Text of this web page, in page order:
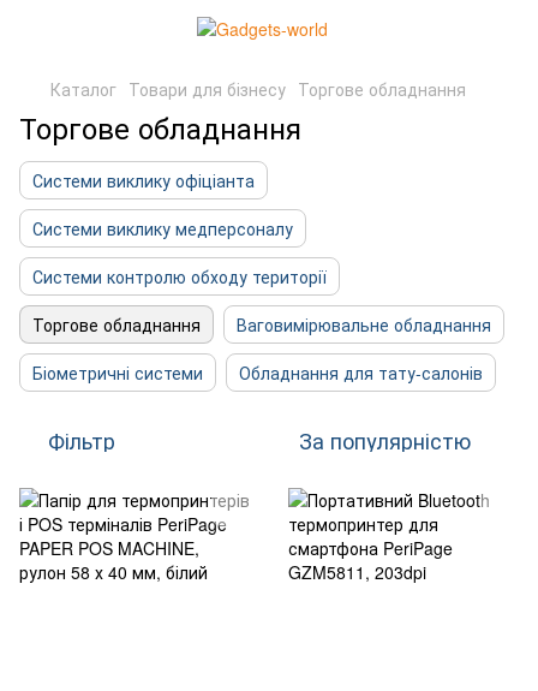
Каталог Товари для бізнесу Торгове обладнання
Торгове обладнання
Системи виклику офіціанта
Системи виклику медперсоналу
Системи контролю обходу території
Торгове обладнання
Ваговимірювальне обладнання
Біометричні системи
Обладнання для тату-салонів
Фільтр За популярністю